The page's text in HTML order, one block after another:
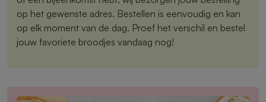
op het gewenste adres. Bestellen is eenvoudig en kan
op elk moment van de dag. Proef het verschil en bestel
jouw favoriete broodjes vandaag nog!